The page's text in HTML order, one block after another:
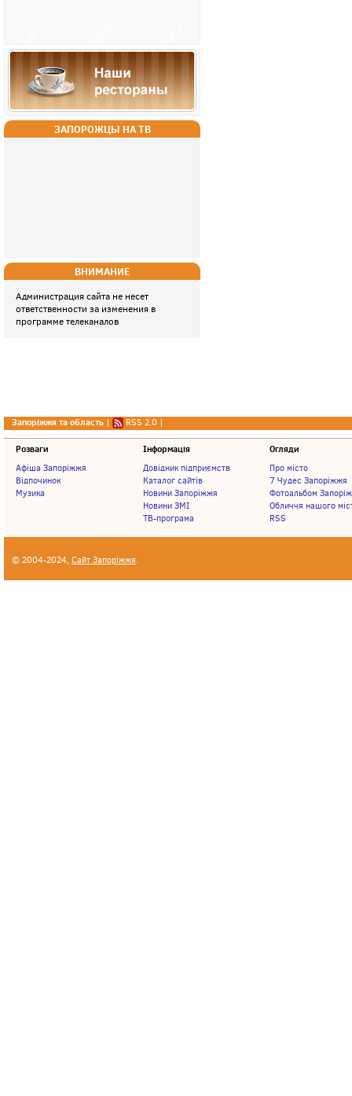
ЗАПОРОЖЦЫ НА ТВ
ВНИМАНИЕ
Администрация сайта не несет
ответственности за изменения в
программе телеканалов
Запоріжжя та область | RSS 2.0 |
Розваги
Афіша Запоріжжя
Відпочинок
Музика
Інформація
Довідник підприємств
Каталог сайтів
Новини Запоріжжя
Новини ЗМІ
ТВ-програма
Огляди
Про місто
7 Чудес Запоріжжя
Фотоальбом
Обличчя нашого
RSS
© 2004-2024, Сайт Запоріжжя.